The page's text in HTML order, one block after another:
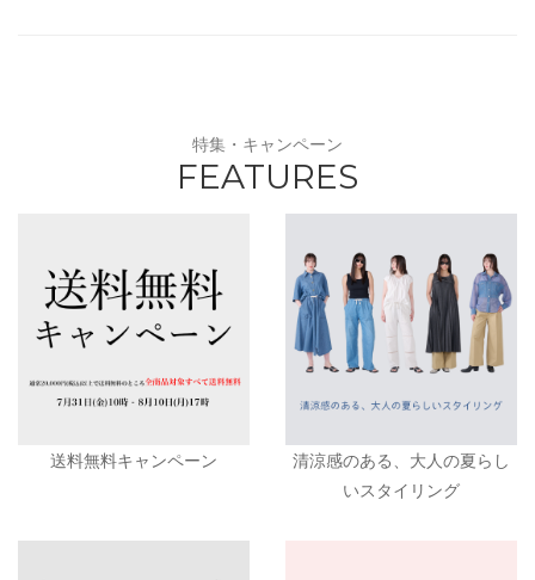
特集・キャンペーン
FEATURES
送料無料キャンペーン
清涼感のある、大人の夏らし
いスタイリング